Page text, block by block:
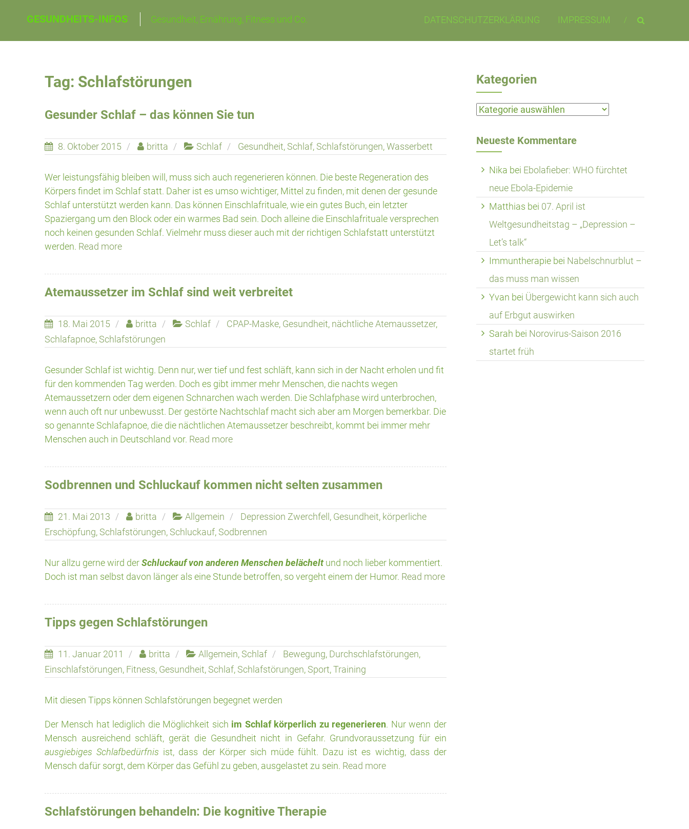
GESUNDHEITS-INFOS Gesundheit, Ernährung, Fitness und Co. DATENSCHUTZERKLÄRUNG IMPRESSUM
Tag: Schlafstörungen
Gesunder Schlaf – das können Sie tun
8. Oktober 2015 britta Schlaf Gesundheit, Schlaf, Schlafstörungen,Wasserbett
Wer leistungsfähig bleiben will, muss sich auch regenerieren können. Die beste Regeneration des
Körpers findet im Schlaf statt. Daher ist es umso wichtiger, Mittel zu finden, mit denen der gesunde
Schlaf unterstützt werden kann. Das können Einschlafrituale, wie ein gutes Buch, ein letzter
Spaziergang um den Block oder ein warmes Bad sein. Doch alleine die Einschlafrituale versprechen
noch keinen gesunden Schlaf. Vielmehr muss dieser auch mit der richtigen Schlafstatt unterstützt
werden. Read more
Atemaussetzer im Schlaf sind weit verbreitet
18. Mai 2015 britta Schlaf CPAP-Maske, Gesundheit, nächtliche Atemaussetzer,
Schlafapnoe, Schlafstörungen
Gesunder Schlaf ist wichtig. Denn nur, wer tief und fest schläft, kann sich in der Nacht erholen und fit
für den kommenden Tag werden. Doch es gibt immer mehr Menschen, die nachts wegen
Atemaussetzern oder dem eigenen Schnarchen wach werden. Die Schlafphase wird unterbrochen,
wenn auch oft nur unbewusst. Der gestörte Nachtschlaf macht sich aber am Morgen bemerkbar. Die
so genannte Schlafapnoe, die die nächtlichen Atemaussetzer beschreibt, kommt bei immer mehr
Menschen auch in Deutschland vor. Read more
Sodbrennen und Schluckauf kommen nicht selten zusammen
21. Mai 2013 britta Allgemein Depression Zwerchfell , Gesundheit, körperliche
Erschöpfung, Schlafstörungen, Schluckauf, Sodbrennen
Nur allzu gerne wird derSchluckauf von anderen Menschen belächeltund noch lieber kommentiert.
Doch ist man selbst davon länger als eine Stunde betroffen, so vergeht einem der Humor. Read more
Tipps gegen Schlafstörungen
11. Januar 2011 britta Allgemein, Schlaf Bewegung, Durchschlafstörungen,
Einschlafstörungen, Fitness, Gesundheit, Schlaf, Schlafstörungen, Sport,Training
Mit diesen Tipps können Schlafstörungen begegnet werden
Der Mensch hat lediglich die Möglichkeit sich im Schlaf körperlich zu regenerieren. Nur wenn der
Mensch ausreichend schläft, gerät die Gesundheit nicht in Gefahr. Grundvoraussetzung für ein
ausgiebiges Schlafbedürfnis ist, dass der Körper sich müde fühlt. Dazu ist es wichtig, dass der
Mensch dafür sorgt, dem Körper das Gefühl zu geben, ausgelastet zu sein. Read more
Schlafstörungen behandeln: Die kognitive Therapie
Kategorien
Kategorien
Neueste Kommentare
Nika bei Ebolafieber: WHO fürchtet
neue Ebola-Epidemie
Matthias bei 07. April ist
Weltgesundheitstag – „Depression –
Let’s talk“
Immuntherapie bei Nabelschnurblut –
das muss man wissen
Yvan bei Übergewicht kann sich auch
auf Erbgut auswirken
Sarah bei Norovirus-Saison 2016
startet früh